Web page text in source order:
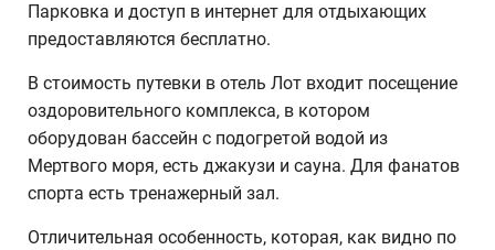
Парковка и доступ в интернет для отдыхающих
предоставляются бесплатно.
В стоимость путевки в отель Лот входит посещение
оздоровительного комплекса, в котором
оборудован бассейн с подогретой водой из
Мертвого моря, есть джакузи и сауна. Для фанатов
спорта есть тренажерный зал.
Отличительная особенность, которая, как видно по